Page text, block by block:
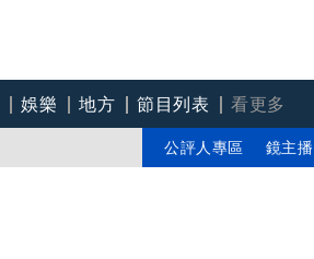
娛樂 地方 節目列表
看更多
公評人專區 鏡主播